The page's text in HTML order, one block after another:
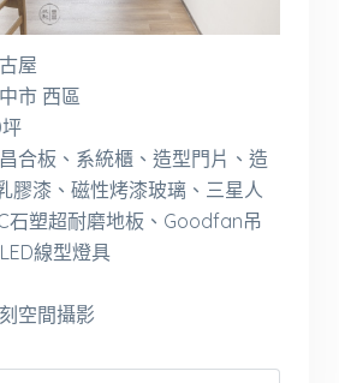
屋
市 西區
合板、系統櫃、造型門片、造
膠漆、磁性烤漆玻璃、三星人
石塑超耐磨地板、Goodfan吊
線型燈具
空間攝影